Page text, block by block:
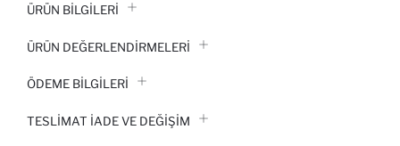
ÜRÜN BILGILERI
ÜRÜN DEĞERLENDİRMELERİ
ÖDEME BİLGİLERİ
TESLIMAT İADE VE DEĞIŞIM